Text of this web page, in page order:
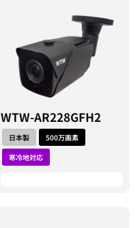
WTW-AR228GFH2
日本製
500万画素
寒冷地対応